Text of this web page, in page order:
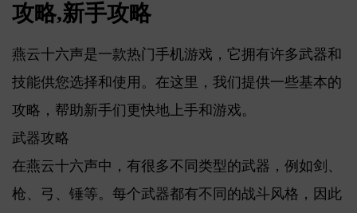
攻略,新手攻略
燕云十六声是一款热门手机游戏，它拥有许多武器和
技能供您选择和使用。在这里，我们提供一些基本的
攻略，帮助新手们更快地上手和游戏。
武器攻略
在燕云十六声中，有很多不同类型的武器，例如剑、
枪、弓、锤等。每个武器都有不同的战斗风格，因此